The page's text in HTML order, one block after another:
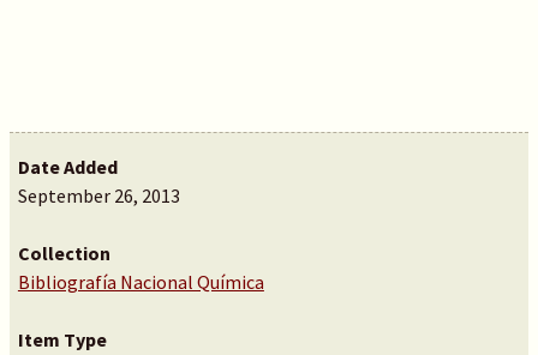
Date Added
September 26, 2013
Collection
Bibliografía Nacional Química
Item Type